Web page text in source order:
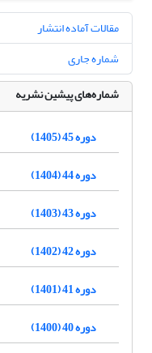
مقالات آماده انتشار
شماره جاری
شماره‌های پیشین نشریه
دوره 45 (1405)
دوره 44 (1404)
دوره 43 (1403)
دوره 42 (1402)
دوره 41 (1401)
دوره 40 (1400)